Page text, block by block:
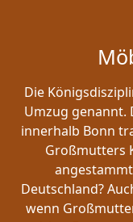
Die
Umzug genannt.
innerhalb Bonn
Großmutters
Deutschland?
wenn